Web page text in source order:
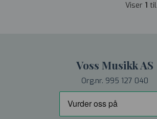
Viser 1 til
Voss Musikk AS
Org.nr. 995 127 040